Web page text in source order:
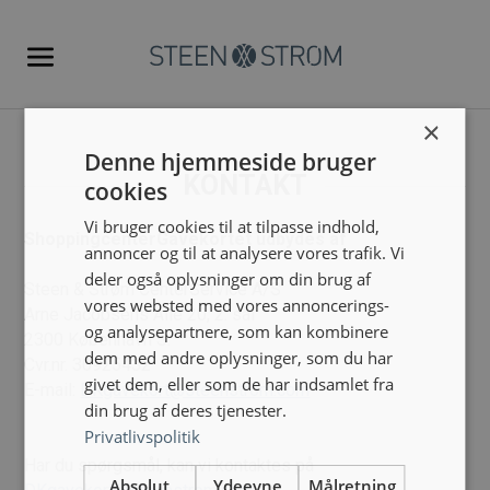
ShoppingcenterGavekortet udbydes af
Steen & Strøm CenterService A/S
Arne Jacobsens Allé 20, 2. sal
2300 København S.
Cvr.nr. 30925432
DKgavekort@steenstrom.com
Har du spørgsmål, kan vi kontaktes på
×
Denne hjemmeside bruger
cookies
Vi bruger cookies til at tilpasse indhold,
annoncer og til at analysere vores trafik. Vi
deler også oplysninger om din brug af
vores websted med vores annoncerings-
og analysepartnere, som kan kombinere
dem med andre oplysninger, som du har
givet dem, eller som de har indsamlet fra
din brug af deres tjenester.
Privatlivspolitik
Absolut
Ydeevne Målretning